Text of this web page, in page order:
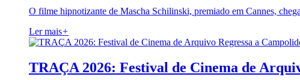
O filme hipnotizante de Mascha Schilinski, premiado em Cannes,
Ler mais+
TRAÇA 2026: Festival de Cinema de